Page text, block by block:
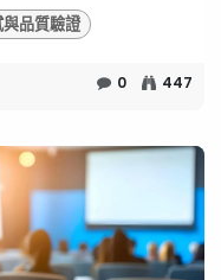
品質驗證
0 447